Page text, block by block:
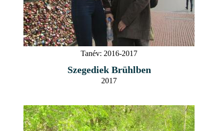
Tanév: 2016-2017
Szegediek Brühlben
2017